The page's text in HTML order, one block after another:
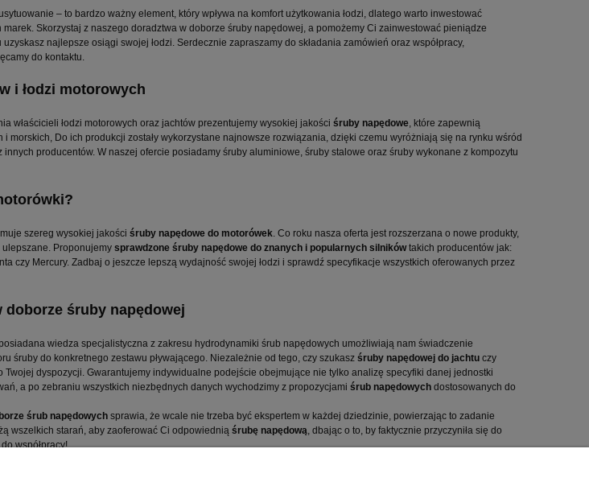
– to bardzo ważny element, który wpływa na komfort użytkowania łodzi, dlatego warto inwestować
Skorzystaj z naszego doradztwa w doborze śruby napędowej, a pomożemy Ci zainwestować pieniądze
najlepsze osiągi swojej łodzi. Serdecznie zapraszamy do składania zamówień oraz współpracy,
do kontaktu.
i łodzi motorowych
właścicieli łodzi motorowych oraz jachtów prezentujemy wysokiej jakości śruby napędowe, które zapewnią
morskich, Do ich produkcji zostały wykorzystane najnowsze rozwiązania, dzięki czemu wyróżniają się na rynku wśród
producentów. W naszej ofercie posiadamy śruby aluminiowe, śruby stalowe oraz śruby wykonane z kompozytu
szereg wysokiej jakości śruby napędowe do motorówek. Co roku nasza oferta jest rozszerzana o nowe produkty,
Proponujemy sprawdzone śruby napędowe do znanych i popularnych silnikówtakich producentów jak:
czy Mercury. Zadbaj o jeszcze lepszą wydajność swojej łodzi i sprawdź specyfikacje wszystkich oferowanych przez
śruby napędowej
wiedza specjalistyczna z zakresu hydrodynamiki śrub napędowych umożliwiają nam świadczenie
śruby do konkretnego zestawu pływającego. Niezależnie od tego, czy szukasz śruby napędowej do jachtu czy
dyspozycji. Gwarantujemy indywidualne podejście obejmujące nie tylko analizę specyfiki danej jednostki
a po zebraniu wszystkich niezbędnych danych wychodzimy z propozycjami śrub napędowych dostosowanych do
śrub napędowych sprawia, że wcale nie trzeba być ekspertem w każdej dziedzinie, powierzając to zadanie
wszelkich starań, aby zaoferować Ci odpowiednią śrubę napędową, dbając o to, by faktycznie przyczyniła się do
współpracy!